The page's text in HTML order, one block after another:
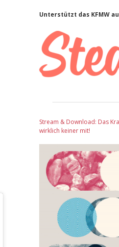
Sidebar
Unterstützt das KFMW
Stream & Download: Das
wirklich keiner mit!